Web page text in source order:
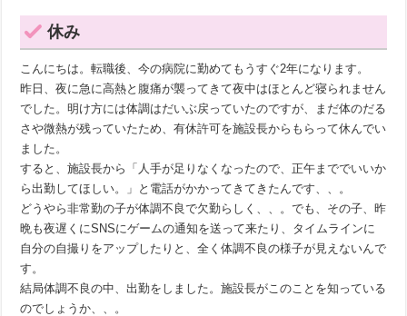
休み
こんにちは。転職後、今の病院に勤めてもうすぐ2年になります。
昨日、夜に急に高熱と腹痛が襲ってきて夜中はほとんど寝られません
でした。明け方には体調はだいぶ戻っていたのですが、まだ体のだる
さや微熱が残っていたため、有休許可を施設長からもらって休んでい
ました。
すると、施設長から「人手が足りなくなったので、正午まででいいか
ら出勤してほしい。」と電話がかかってきてきたんです、、。
どうやら非常勤の子が体調不良で欠勤らしく、、。でも、その子、昨
晩も夜遅くにSNSにゲームの通知を送って来たり、タイムラインに
自分の自撮りをアップしたりと、全く体調不良の様子が見えないんで
す。
結局体調不良の中、出勤をしました。施設長がこのことを知っている
のでしょうか、、。